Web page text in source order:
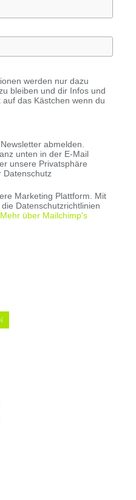
werden nur dazu
bleiben und dir Infos und
das Kästchen wenn du
abmelden.
unten in der E-Mail
unsere Privatsphäre
Datenschutz
Marketing Plattform. Mit
Datenschutzrichtlinien
Mehr über Mailchimp's